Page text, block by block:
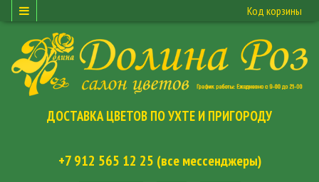
Код корзины
ДОСТАВКА ЦВЕТОВ ПО УХТЕ И ПРИГОРОДУ
+7 912 565 12 25 (все мессенджеры)